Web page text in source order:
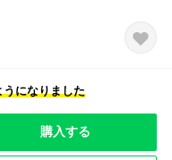
になりました
購入する